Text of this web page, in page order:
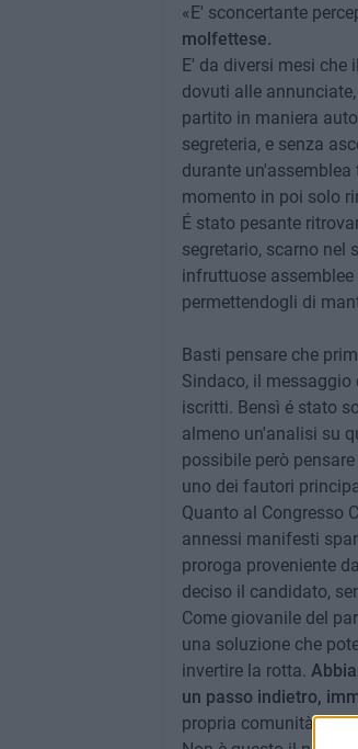
«E' sconcertante
molfettese.
E' da diversi mesi
dovuti alle
partito in maniera
segreteria, e senza
durante
momento in poi solo
É stato pesante
segretario, scarno nel
infruttuose
permettendogli di
Basti pensare che
Sindaco, il
iscritti. Bensì é stato
almeno un'analisi su
possibile però
uno dei fautori
Quanto al Congresso
annessi manifesti
proroga proveniente
deciso il candidato,
Come giovanile del
una soluzione che
invertire la rotta.
un passo indietro,
propria comunità, sa